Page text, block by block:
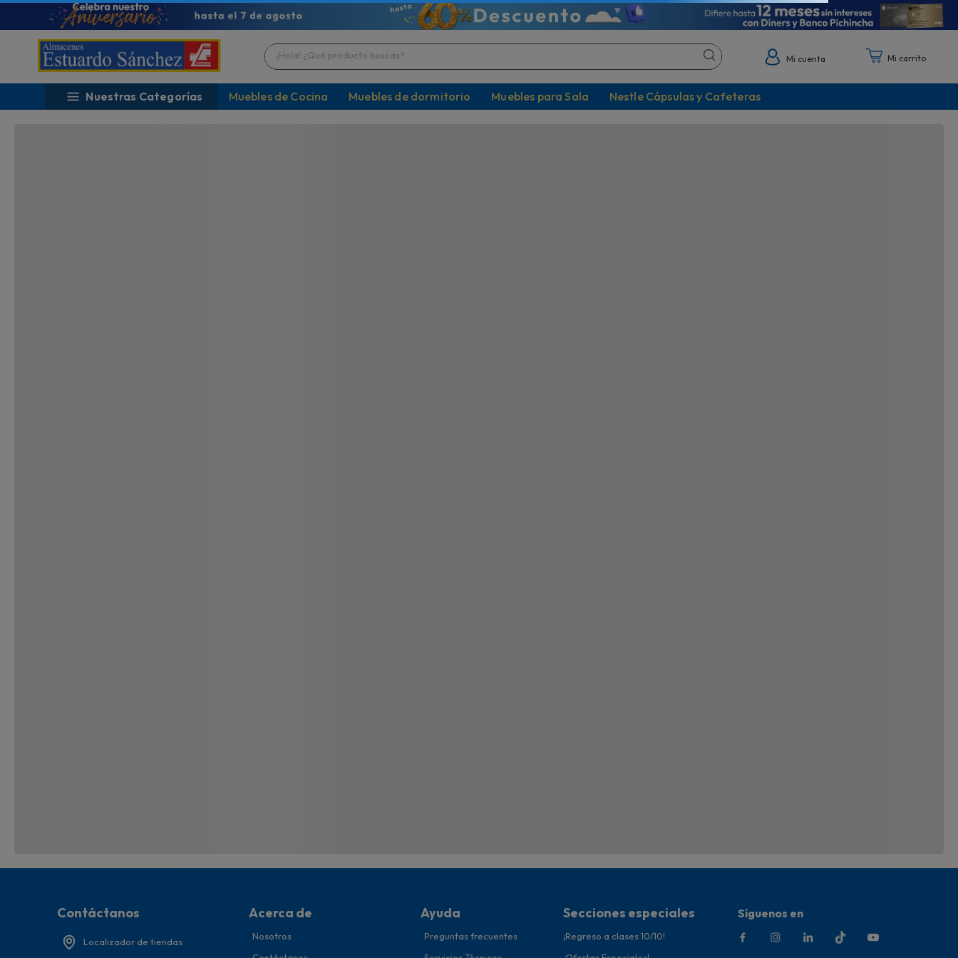
¡Hola! ¿Qué producto buscas?
Mi cuenta
Nuestras Categorías Muebles de Cocina Muebles de dormitorio Muebles para Sala Nestle Cápsulas y Cafeteras
¡ENVÍO GRATIS en escolar!
Por compras mayores a $60
¡Utensilios de Mesa y Bebida!
TODO con el 10% Dsct
¡La mejor definición!
Televisores desde 32" hasta 75"
¡Cápsulas Dolce Gusto!
Descubre todos sus sabores
Descripción Especificaciones
Contáctanos
Localizador de tiendas
Acerca de
Nosotros
Ayuda
Preguntas frecuentes
Secciones especiales
¡Regreso a clases 10/10!
Síguenos en